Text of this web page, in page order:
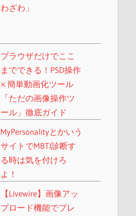
わざわ」
ブラウザだけでここ
までできる！PSD操作
× 簡単動画化ツール
「ただの画像操作ツ
ール」徹底ガイド
MyPersonalityとかいう
サイトでMBTI診断す
る時は気を付けろ
よ！
【Livewire】画像アッ
プロード機能でプレ